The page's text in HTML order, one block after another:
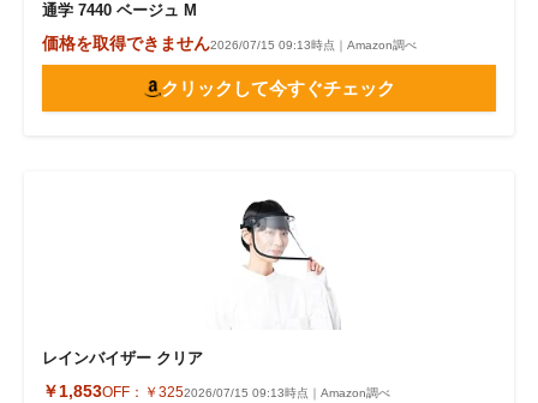
通学 7440 ベージュ M
価格を取得できません2026/07/15 09:13時点｜Amazon調べ
クリックして今すぐチェック
レインバイザー クリア
￥1,853OFF： ￥3252026/07/15 09:13時点｜Amazon調べ